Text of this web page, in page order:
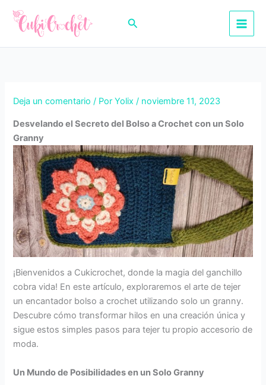
contenido
Buscar
Deja un comentario / PorYolix/ noviembre 11, 2023
Desvelando el Secreto del Bolso a Crochet con un Solo
Granny
¡Bienvenidos a Cukicrochet, donde la magia del ganchillo
cobra vida! En este artículo, exploraremos el arte de tejer
un encantador bolso a crochet utilizando solo un granny.
Descubre cómo transformar hilos en una creación única y
sigue estos simples pasos para tejer tu propio accesorio de
moda.
Un Mundo de Posibilidades en un Solo Granny